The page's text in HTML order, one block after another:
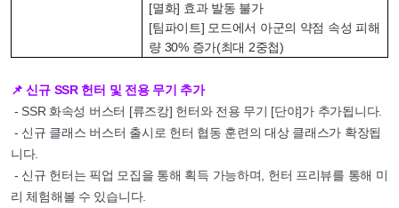
[멸화] 효과 발동 불가
[팀파이트] 모드에서 아군의 약점 속성 피해
량 30% 증가(최대 2중첩)
📌 신규 SSR 헌터 및 전용 무기 추가
- SSR 화속성 버스터 [류즈캉] 헌터와 전용 무기 [단야]가 추가됩니다.
- 신규 클래스 버스터 출시로 헌터 협동 훈련의 대상 클래스가 확장됩
니다.
- 신규 헌터는 픽업 모집을 통해 획득 가능하며, 헌터 프리뷰를 통해 미
리 체험해볼 수 있습니다.